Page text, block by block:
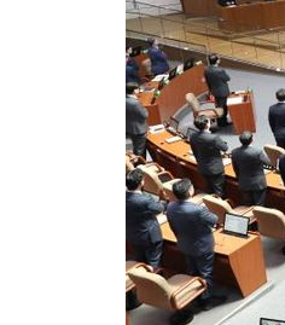
극한폭염 한풀 꺾이지만
축구협회 "압수수색·성
[속보]'압수수색·성접대
'최고 37도' 폭염 지속…강원
[속보]뉴욕증시 상승 마감